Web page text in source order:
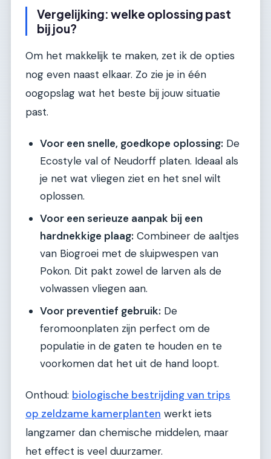
Vergelijking: welke oplossing past
bij jou?
Om het makkelijk te maken, zet ik de opties
nog even naast elkaar. Zo zie je in één
oogopslag wat het beste bij jouw situatie
past.
Voor een snelle, goedkope oplossing: De
Ecostyle val of Neudorff platen. Ideaal als
je net wat vliegen ziet en het snel wilt
oplossen.
Voor een serieuze aanpak bij een
hardnekkige plaag: Combineer de aaltjes
van Biogroei met de sluipwespen van
Pokon. Dit pakt zowel de larven als de
volwassen vliegen aan.
Voor preventief gebruik: De
feromoonplaten zijn perfect om de
populatie in de gaten te houden en te
voorkomen dat het uit de hand loopt.
Onthoud: biologische bestrijding van trips
op zeldzame kamerplanten werkt iets
langzamer dan chemische middelen, maar
het effect is veel duurzamer.